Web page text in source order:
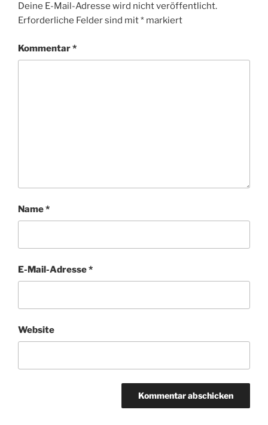
Deine E-Mail-Adresse wird nicht veröffentlicht.
Erforderliche Felder sind mit* markiert
Kommentar*
Name*
E-Mail-Adresse*
Website